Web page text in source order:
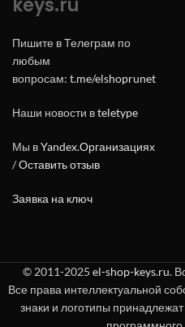
Пишите в Телеграм по
любым
вопросам: t.me/elshoprunet
Наши новости вteletype
Мы вYandex.Организациях
/Оставить отзыв
Заявка на ключ
© 2011-2025 el-shop-keys.ru.
Все права интеллектуальной
знаки и логотипы